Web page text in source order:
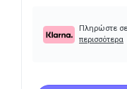
Πληρώστε
περισσότερα